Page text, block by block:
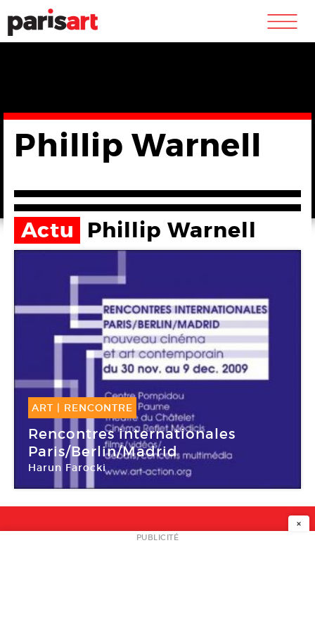
m
Phillip Warnell
Actu Phillip Warnell
ART | RENCONTRE
30 Nov -09 Déc 2009
Rencontres internationales
Paris/Berlin/Madrid
Harun Farocki
NEWSLETTER
×
PUBLICITÉ